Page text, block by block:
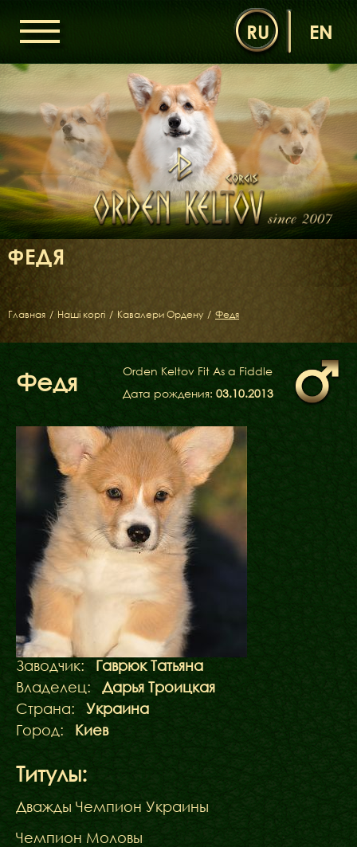
ФЕДЯ
Главная / Наші коргі / Кавалери Ордену / Федя
Федя
Orden Keltov Fit As a Fiddle
Дата рождения: 03.10.2013
Заводчик:
Гаврюк Татьяна
Владелец:
Дарья Троицкая
Страна:
Украина
Город:
Киев
Титулы:
Дважды Чемпион Украины
Чемпион Моловы
RU EN
ОРДЕН КЕЛЬТІВ
НОВИНИ
ДИТЯЧА КІМНАТА
КОНТАКТИ
НАШІ КОРГІ
ДАМИ ОРДЕНУ
КАВАЛЕРИ ОРДЕНУ
ДИТЯЧА КІМНАТА
БІБЛІОТЕКА
МІФИ
БЛОГ